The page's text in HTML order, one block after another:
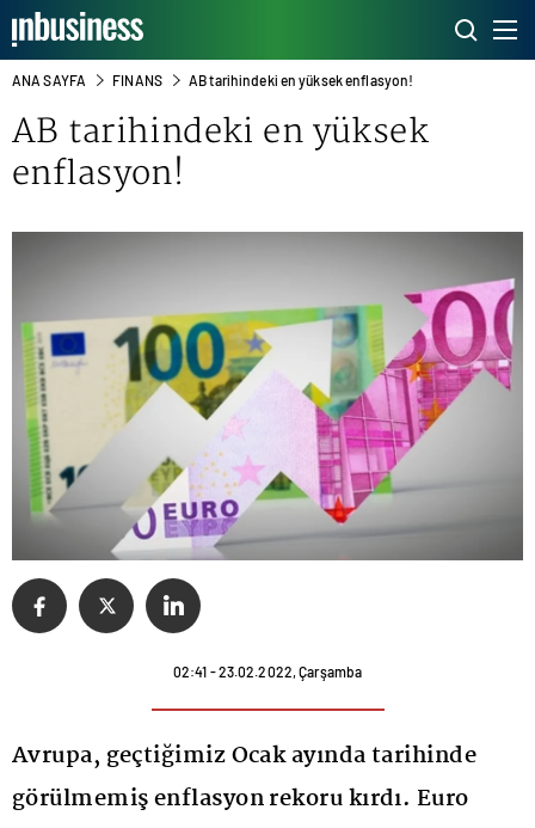
ANA SAYFA FINANS AB tarihindeki en yüksek enflasyon!
AB tarihindeki en yüksek
enflasyon!
02:41 - 23.02.2022, Çarşamba
Avrupa, geçtiğimiz Ocak ayında tarihinde
görülmemiş enflasyon rekoru kırdı. Euro